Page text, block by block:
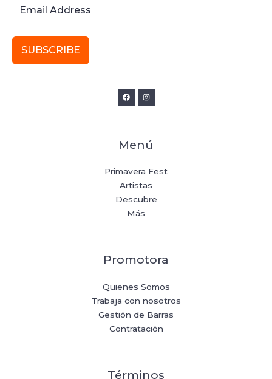
SUBSCRIBE
Menú
Primavera Fest
Artistas
Descubre
Más
Promotora
Quienes Somos
Trabaja con nosotros
Gestión de Barras
Contratación
Términos